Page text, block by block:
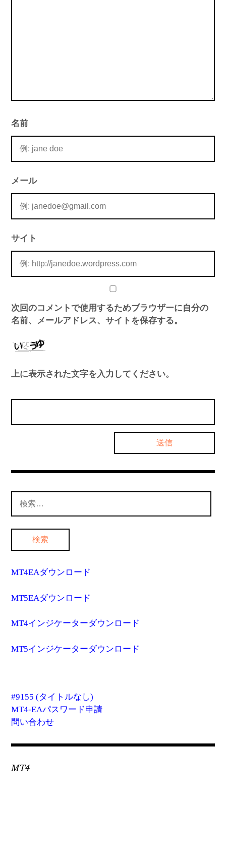
名前
メール
サイト
次回のコメントで使用するためブラウザーに自分の
名前、メールアドレス、サイトを保存する。
上に表示された文字を入力してください。
索:
MT4EAダウンロード
MT5EAダウンロード
MT4インジケーターダウンロード
MT5インジケーターダウンロード
#9155 (タイトルなし)
MT4-EAパスワード申請
問い合わせ
MT4